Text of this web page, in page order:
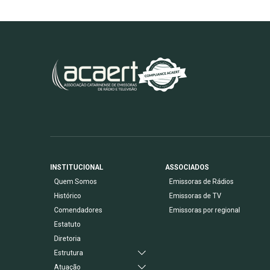
INSTITUCIONAL
Quem Somos
Histórico
Comendadores
Estatuto
Diretoria
Estrutura
Atuação
ASSOCIADOS
Emissoras de Rádios
Emissoras de TV
Emissoras por regional